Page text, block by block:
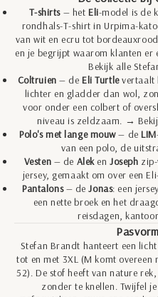
T-shirts — het Eli-model is de
rondhals-T-shirt in Urpima-
van wit en ecru tot
en je begrijpt waarom klanten er
Bekijk alle
Coltruien — deEli Turtlevertaalt
lichter en gladder dan wol,
voor onder een colbert of
niveau is zeldzaam. →
Polo's met lange mouw— deLIM
van een polo, de
Vesten — de AlekenJoseph
jersey, gemaakt om over een
Pantalons— deJonas: een
een nette broek en het
reisdagen,
Stefan Brandt hanteert een
tot en met 3XL (M komt overeen
52). De stof heeft van nature
zonder te knellen. Twijfel